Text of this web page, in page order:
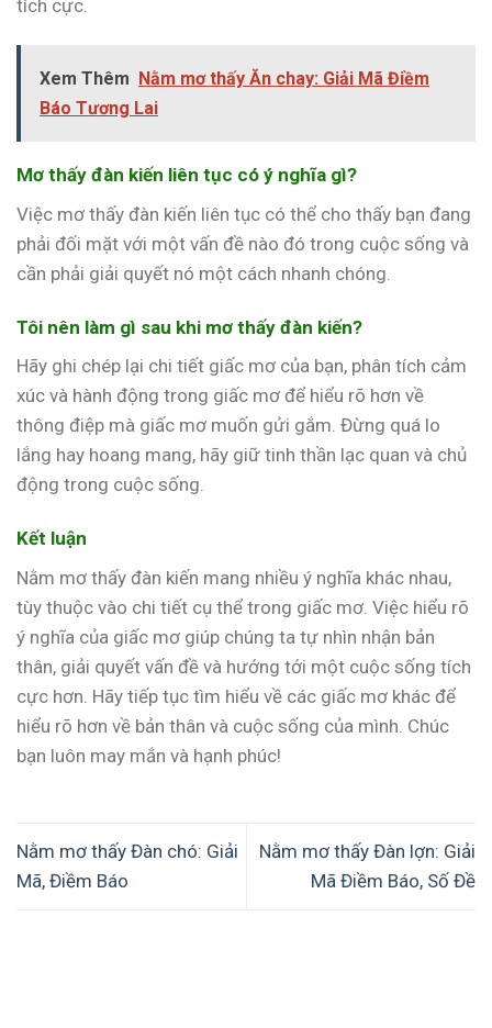
tích cực.
Xem Thêm Nằm mơ thấy Ăn chay: Giải Mã Điềm
Báo Tương Lai
Mơ thấy đàn kiến liên tục có ý nghĩa gì?
Việc mơ thấy đàn kiến liên tục có thể cho thấy bạn đang
phải đối mặt với một vấn đề nào đó trong cuộc sống và
cần phải giải quyết nó một cách nhanh chóng.
Tôi nên làm gì sau khi mơ thấy đàn kiến?
Hãy ghi chép lại chi tiết giấc mơ của bạn, phân tích cảm
xúc và hành động trong giấc mơ để hiểu rõ hơn về
thông điệp mà giấc mơ muốn gửi gắm. Đừng quá lo
lắng hay hoang mang, hãy giữ tinh thần lạc quan và chủ
động trong cuộc sống.
Kết luận
Nằm mơ thấy đàn kiến mang nhiều ý nghĩa khác nhau,
tùy thuộc vào chi tiết cụ thể trong giấc mơ. Việc hiểu rõ
ý nghĩa của giấc mơ giúp chúng ta tự nhìn nhận bản
thân, giải quyết vấn đề và hướng tới một cuộc sống tích
cực hơn. Hãy tiếp tục tìm hiểu về các giấc mơ khác để
hiểu rõ hơn về bản thân và cuộc sống của mình. Chúc
bạn luôn may mắn và hạnh phúc!
Nằm mơ thấy Đàn chó: Giải
Mã, Điềm Báo
Nằm mơ thấy Đàn lợn: Giải
Mã Điềm Báo, Số Đề